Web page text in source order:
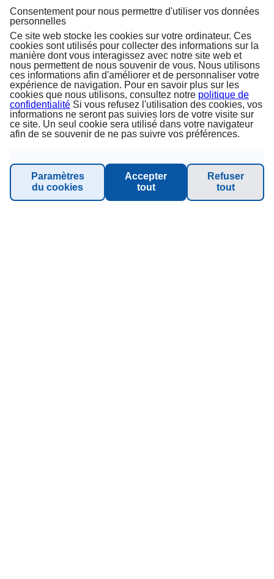
POINTS FORTS DE LA
SPHERE CLASS DE PRINCESS
CRUISES
À PROPOS DE PRINCESS
Conditions Générales & Conditions d‘annulation
Consentement pour nous permettre d'utiliser vos données
personnelles
Ce site web stocke les cookies sur votre ordinateur. Ces
cookies sont utilisés pour collecter des informations sur la
manière dont vous interagissez avec notre site web et
nous permettent de nous souvenir de vous. Nous utilisons
ces informations afin d'améliorer et de personnaliser votre
expérience de navigation. Pour en savoir plus sur les
cookies que nous utilisons, consultez notre politique de
confidentialité Si vous refusez l'utilisation des cookies, vos
informations ne seront pas suivies lors de votre visite sur
ce site. Un seul cookie sera utilisé dans votre navigateur
afin de se souvenir de ne pas suivre vos préférences.
Paramètres
du cookies
Accepter
tout
Refuser
tout